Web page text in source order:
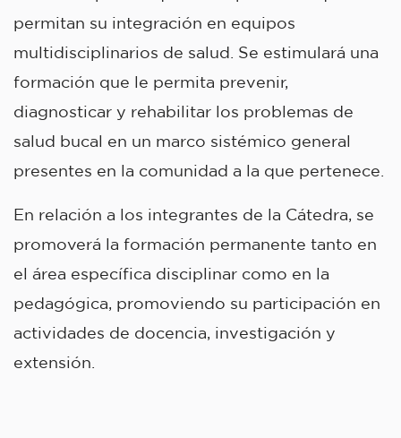
permitan su integración en equipos
multidisciplinarios de salud. Se estimulará una
formación que le permita prevenir,
diagnosticar y rehabilitar los problemas de
salud bucal en un marco sistémico general
presentes en la comunidad a la que pertenece.
En relación a los integrantes de la Cátedra, se
promoverá la formación permanente tanto en
el área específica disciplinar como en la
pedagógica, promoviendo su participación en
actividades de docencia, investigación y
extensión.